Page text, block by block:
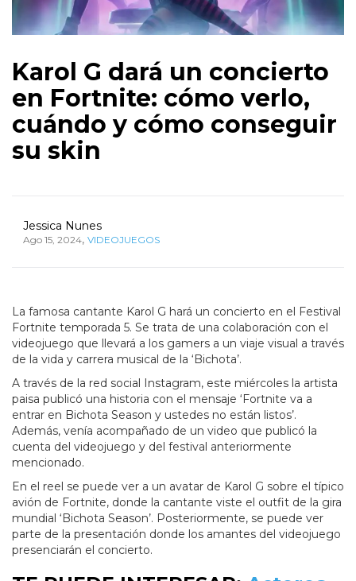
Karol G dará un concierto
en Fortnite: cómo verlo,
cuándo y cómo conseguir
su skin
Jessica Nunes
Ago 15, 2024, VIDEOJUEGOS
La famosa cantante Karol G hará un concierto en el Festival
Fortnite temporada 5. Se trata de una colaboración con el
videojuego que llevará a los gamers a un viaje visual a través
de la vida y carrera musical de la ‘Bichota’.
A través de la red social Instagram, este miércoles la artista
paisa publicó una historia con el mensaje ‘Fortnite va a
entrar en Bichota Season y ustedes no están listos’.
Además, venía acompañado de un video que publicó la
cuenta del videojuego y del festival anteriormente
mencionado.
En el reel se puede ver a un avatar de Karol G sobre el típico
avión de Fortnite, donde la cantante viste el outfit de la gira
mundial ‘Bichota Season’. Posteriormente, se puede ver
parte de la presentación donde los amantes del videojuego
presenciarán el concierto.